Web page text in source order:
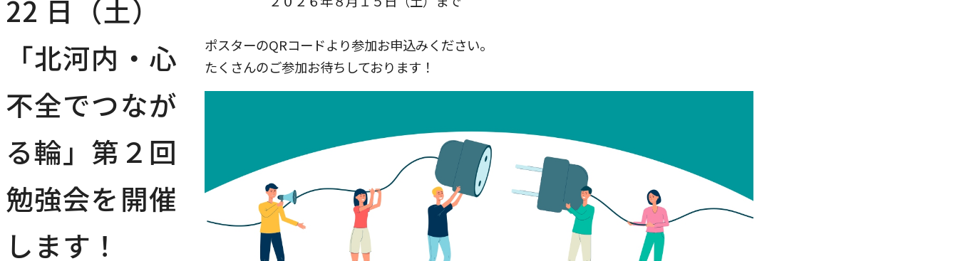
22 日（土）
「北河内・心
不全でつなが
る輪」第２回
勉強会を開催
します！
ポスターのQRコードより参加お申込みください。
たくさんのご参加お待ちしております！